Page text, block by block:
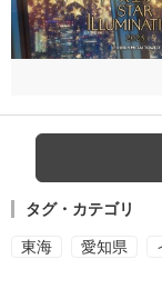
タグ・カテゴリ
東海 愛知県